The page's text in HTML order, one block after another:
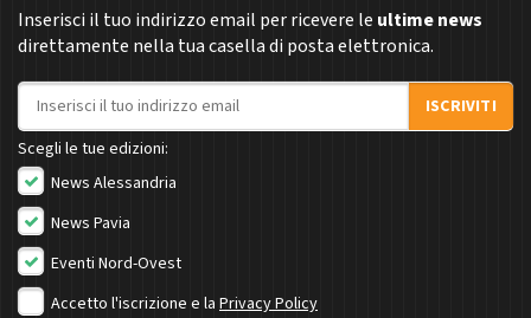
Inserisci il tuo indirizzo email per ricevere le ultime news
direttamente nella tua casella di posta elettronica.
Indirizzo email
ISCRIVITI
Scegli le tue edizioni:
News Alessandria
News Pavia
Eventi Nord-Ovest
Accetto l'iscrizione e la Privacy Policy